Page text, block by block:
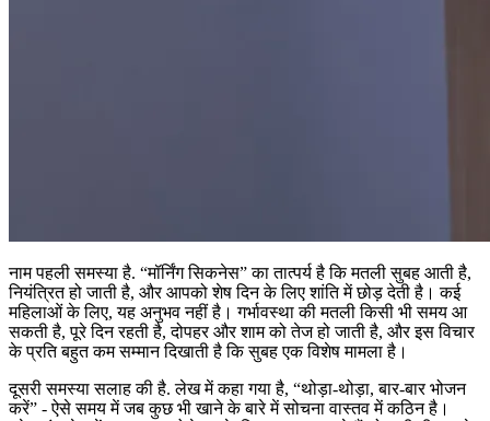
नाम पहली समस्या है. “मॉर्निंग सिकनेस” का तात्पर्य है कि मतली सुबह आती है,
नियंत्रित हो जाती है, और आपको शेष दिन के लिए शांति में छोड़ देती है। कई
महिलाओं के लिए, यह अनुभव नहीं है। गर्भावस्था की मतली किसी भी समय आ
सकती है, पूरे दिन रहती है, दोपहर और शाम को तेज हो जाती है, और इस विचार
के प्रति बहुत कम सम्मान दिखाती है कि सुबह एक विशेष मामला है।
दूसरी समस्या सलाह की है. लेख में कहा गया है, “थोड़ा-थोड़ा, बार-बार भोजन
करें” - ऐसे समय में जब कुछ भी खाने के बारे में सोचना वास्तव में कठिन है।